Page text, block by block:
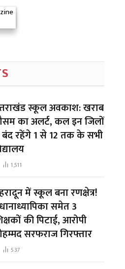
स्कूल अवकाश: खराब
का अलर्ट, कल इन जिलों
रहेंगे 1 से 12 तक के सभी
1,511
में स्कूल बना रणक्षेत्र!
समेत 3
की पिटाई, आरोपी
सरफराज गिरफ्तार
537